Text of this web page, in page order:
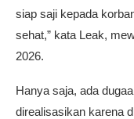
siap saji kepada
sehat,” kata Leak,
2026.
Hanya saja, ada
direalisasikan karena